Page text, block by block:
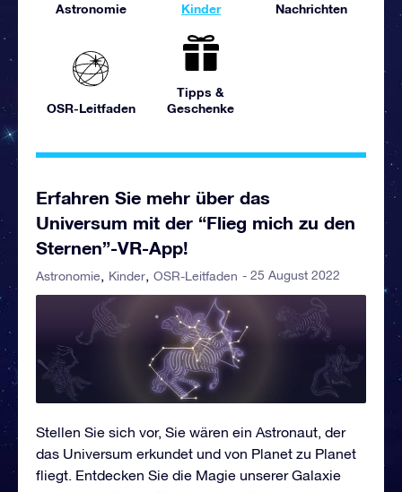
Astronomie Kinder Nachrichten
OSR-Leitfaden
Tipps &
Geschenke
Erfahren Sie mehr über das
Universum mit der “Flieg mich zu den
Sternen”-VR-App!
Astronomie Kinder OSR-Leitfaden - 25 August 2022
Stellen Sie sich vor, Sie wären ein Astronaut, der
das Universum erkundet und von Planet zu Planet
fliegt. Entdecken Sie die Magie unserer Galaxie